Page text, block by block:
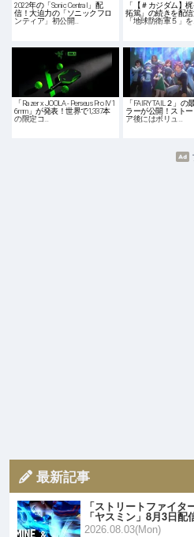
2022年の「Sonic Central」配
信！大迫力の「ソニックフロ
ンティア」初公開…
「【＃カジダム】
拓篤」の続きを配信
「地球防衛軍５」
「Razer x JOOLA - Perseus Pro IV 1
6mm」が発表！世界で1,337本
の限定コ…
「FAIRY TAIL２」の
ラーが公開！ストー
ア後にはボリュ…
最新記事
「ストリートファイ
「ヤスミン」8月3日
2026.08.03(Mon)